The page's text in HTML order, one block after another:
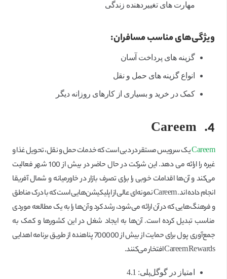
مهارت های تغییر‌دهنده زندگی
ویژگی‌های مناسب مسافران:
گزینه های پرداخت آسان
انواع گزینه های حمل و نقل
کمک در خرید و بسیاری از کارهای روزانه دیگر
4.
Careem
Careemیک سرویس مستقر در دبی است که خدمات حمل و نقل، تحویل غذا و
غیره را ارائه می دهد. این شرکت در حال حاضر در بیش از 100 شهر فعالیت
می‌کند و آن‌ها اقدامات خوبی را برای تصرف بازار در خاورمیانه و شمال آفریقا
انجام داده اند. Careem نمونه‌ای عالی از اپلیکیشن‌هایی است که با درک مناطق
و فرهنگ‌هایی که در آن ارائه می‌شود، رشد کرد و آن‌ها را به یک مطالعه موردی
مناسب تبدیل کرده است. آن‌ها به ایجاد شغل در این کشورها و کمک به
جمع‌آوری پول برای حمایت از بیش از 700000 پناهنده از طریق برنامه اهدایی
Careem Rewards افتخار می‌کنند.
امتیاز در گوگل‌پلی: 4.1